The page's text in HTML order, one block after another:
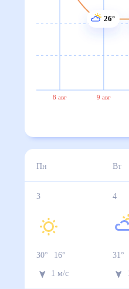
8 авг 9 авг
26°
Пн Вт
3
30° 16°
1 м/с
4
31°